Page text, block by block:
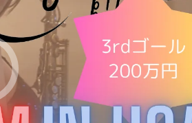
チャレンジ
CAMPFIRE for Social Good